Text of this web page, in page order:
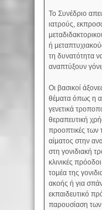
Το Συνέδριο
ιατρούς,
ή
τη δυνατότητα
αναπτύξουν
Οι βασικοί
θέματα όπως η
γενετικά
θεραπευτική
προοπτικές των
αίματος στην
στη γονιδιακή
κλινικές
τομέα της
ακοής ή για
εκπαιδευτικό
παρουσίαση των